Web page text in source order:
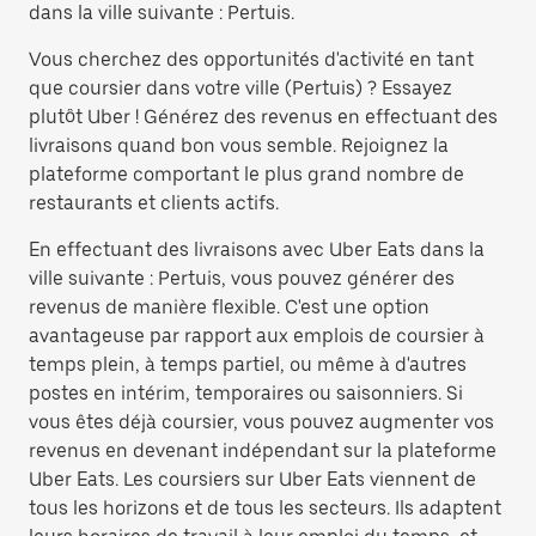
dans la ville suivante : Pertuis.
Vous cherchez des opportunités d'activité en tant
que coursier dans votre ville (Pertuis) ? Essayez
plutôt Uber ! Générez des revenus en effectuant des
livraisons quand bon vous semble. Rejoignez la
plateforme comportant le plus grand nombre de
restaurants et clients actifs.
En effectuant des livraisons avec Uber Eats dans la
ville suivante : Pertuis, vous pouvez générer des
revenus de manière flexible. C'est une option
avantageuse par rapport aux emplois de coursier à
temps plein, à temps partiel, ou même à d'autres
postes en intérim, temporaires ou saisonniers. Si
vous êtes déjà coursier, vous pouvez augmenter vos
revenus en devenant indépendant sur la plateforme
Uber Eats. Les coursiers sur Uber Eats viennent de
tous les horizons et de tous les secteurs. Ils adaptent